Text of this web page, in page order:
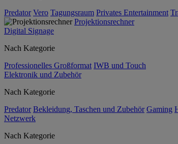
Predator Vero Tagungsraum Privates Entertainment
Projektionsrechner
Digital Signage
Nach Kategorie
Professionelles Großformat IWB und Touch
Elektronik und Zubehör
Nach Kategorie
Predator Bekleidung, Taschen und Zubehör Gaming
Netzwerk
Nach Kategorie